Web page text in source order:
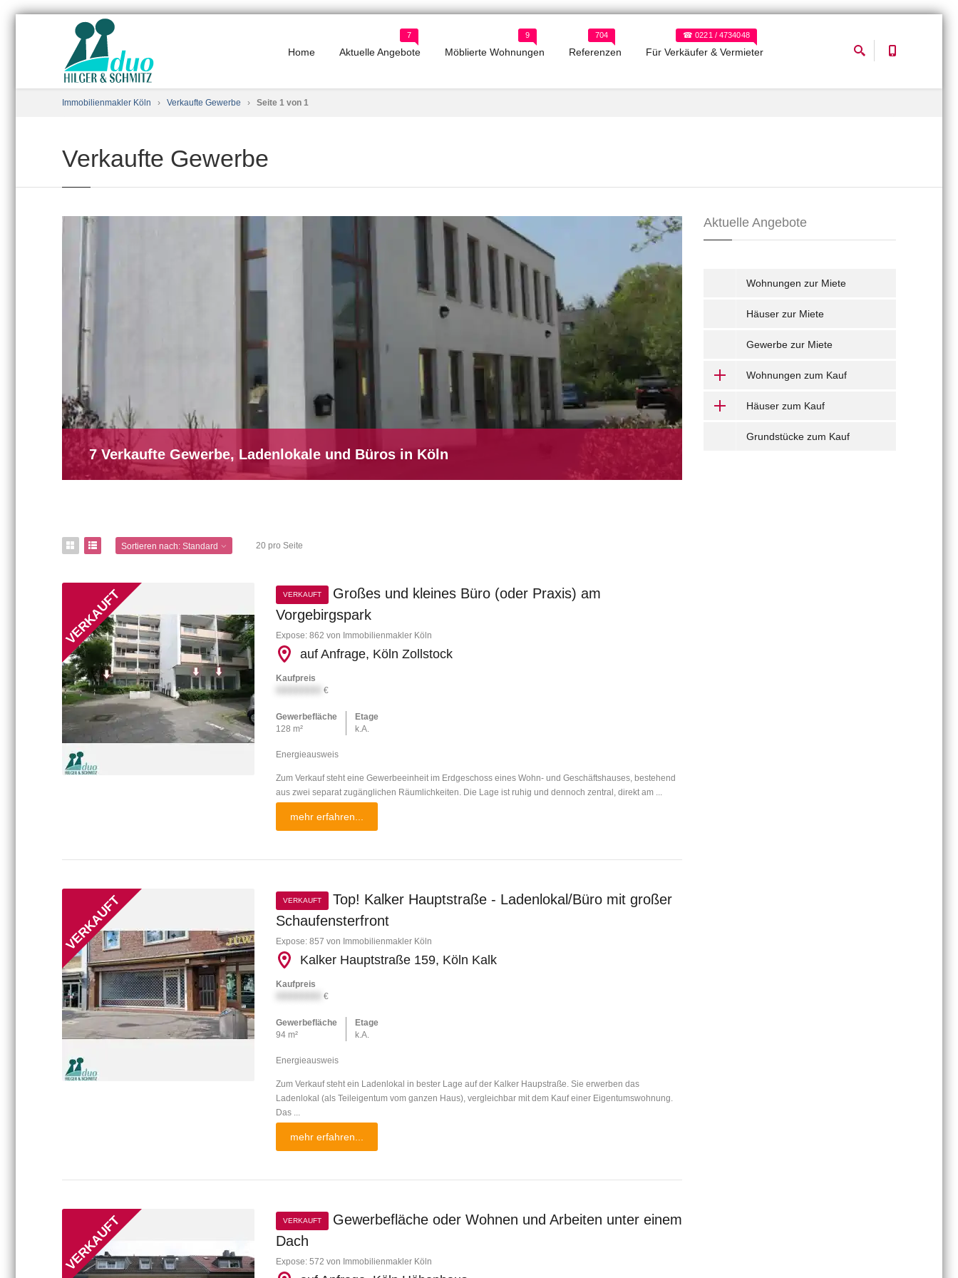
Home
7
Aktuelle Angebote
9
Möblierte Wohnungen
704
Referenzen
☎ 0221 / 4734048
Für Verkäufer & Vermieter
Immobilienmakler Köln › Verkaufte Gewerbe › Seite 1 von 1
Verkaufte Gewerbe
7 Verkaufte Gewerbe, Ladenlokale und Büros in Köln
Sortieren nach: Standard 20 pro Seite
VERKAUFT
Großes und kleines Büro (oder Praxis) am
Vorgebirgspark
Expose: 862 von Immobilienmakler Köln
auf Anfrage, Köln Zollstock
Kaufpreis
€
Gewerbefläche
128 m²
Etage
k.A.
Energieausweis
Zum Verkauf steht eine Gewerbeeinheit im Erdgeschoss eines Wohn- und Geschäftshauses, bestehend
aus zwei separat zugänglichen Räumlichkeiten. Die Lage ist ruhig und dennoch zentral, direkt am ...
mehr erfahren...
VERKAUFT
Top! Kalker Hauptstraße - Ladenlokal/Büro mit großer
Schaufensterfront
Expose: 857 von Immobilienmakler Köln
Kalker Hauptstraße 159, Köln Kalk
Kaufpreis
€
Gewerbefläche
94 m²
Etage
k.A.
Energieausweis
Zum Verkauf steht ein Ladenlokal in bester Lage auf der Kalker Haupstraße. Sie erwerben das
Ladenlokal (als Teileigentum vom ganzen Haus), vergleichbar mit dem Kauf einer Eigentumswohnung.
Das ...
mehr erfahren...
VERKAUFT
Gewerbefläche oder Wohnen und Arbeiten unter einem
Dach
Expose: 572 von Immobilienmakler Köln
Aktuelle Angebote
Wohnungen zur Miete
Häuser zur Miete
Gewerbe zur Miete
Wohnungen zum Kauf
Häuser zum Kauf
Grundstücke zum Kauf